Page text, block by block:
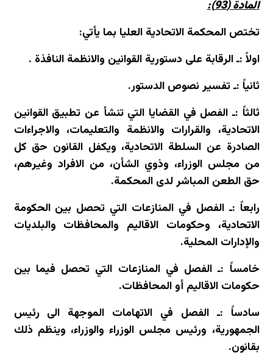
المادة (93):
تختص المحكمة الاتحادية العليا بما يأتي:
اولاً :ـ الرقابة على دستورية القوانين والانظمة النافذة .
ثانياً :ـ تفسير نصوص الدستور.
ثالثاً :ـ الفصل في القضايا التي تنشأ عن تطبيق القوانين
الاتحادية، والقرارات والانظمة والتعليمات، والاجراءات
الصادرة عن السلطة الاتحادية، ويكفل القانون حق كل
من مجلس الوزراء، وذوي الشأن، من الافراد وغيرهم،
حق الطعن المباشر لدى المحكمة.
رابعاً :ـ الفصل في المنازعات التي تحصل بين الحكومة
الاتحادية، وحكومات الاقاليم والمحافظات والبلديات
والإدارات المحلية.
خامساً :ـ الفصل في المنازعات التي تحصل فيما بين
حكومات الاقاليم أو المحافظات.
سادساً :ـ الفصل في الاتهامات الموجهة الى رئيس
الجمهورية، ورئيس مجلس الوزراء والوزراء، وينظم ذلك
بقانون.